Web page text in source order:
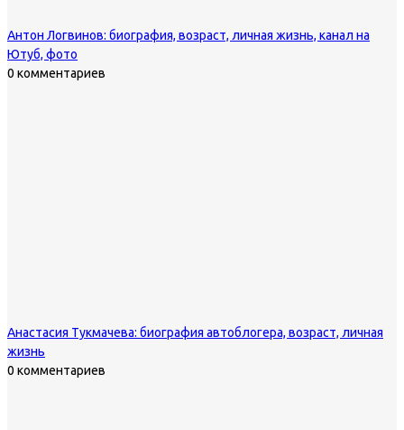
Антон Логвинов: биография, возраст, личная жизнь, канал на
Ютуб, фото
0 комментариев
Анастасия Тукмачева: биография автоблогера, возраст, личная
жизнь
0 комментариев